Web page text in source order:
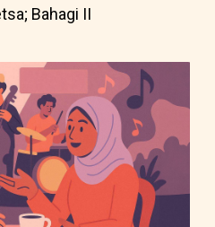
Bahagi II